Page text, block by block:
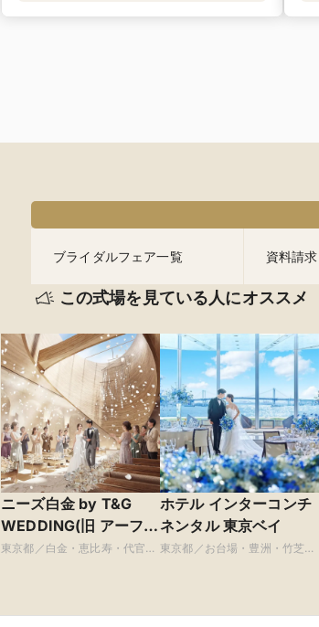
ブライダルフェア一覧 資料請求
この式場を見ている人にオススメ
ニーズ白金 by T&G
WEDDING(旧 アーフェ
リーク白金)
東京都／白金・恵比寿・代官
ホテル インターコンチ
ネンタル 東京ベイ
東京都／お台場・豊洲・竹芝・